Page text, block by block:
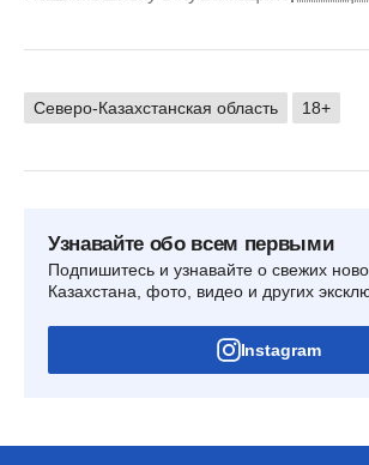
Северо-Казахстанская область 18+
Узнавайте обо всем первыми
Подпишитесь и узнавайте о свежих
Казахстана, фото, видео и других
Instagram